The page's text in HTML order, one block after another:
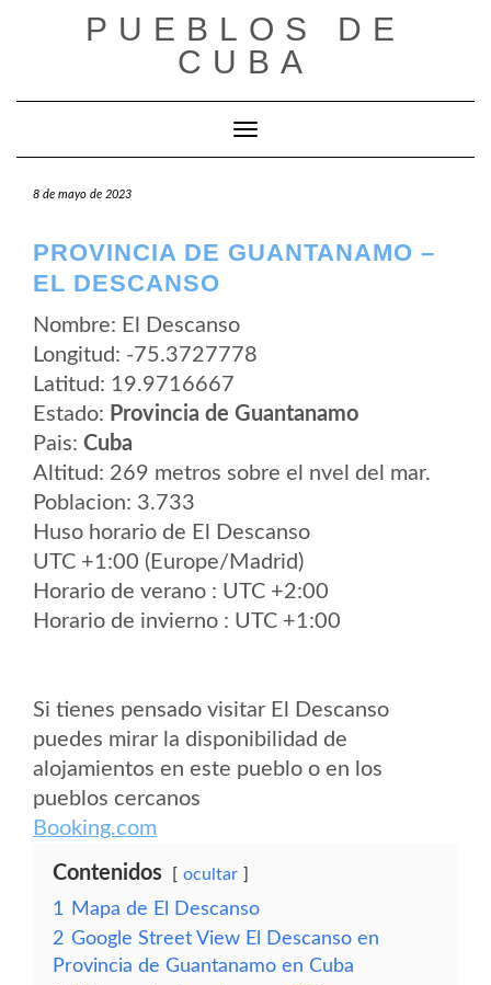
PUEBLOS DE
CUBA
Cambiar modo de navegación
8 de mayo de 2023
PROVINCIA DE GUANTANAMO –
EL DESCANSO
Nombre: El Descanso
Longitud: -75.3727778
Latitud: 19.9716667
Estado: Provincia de Guantanamo
Pais: Cuba
Altitud: 269 metros sobre el nvel del mar.
Poblacion: 3.733
Huso horario de El Descanso
UTC +1:00 (Europe/Madrid)
Horario de verano : UTC +2:00
Horario de invierno : UTC +1:00
Si tienes pensado visitar El Descanso
puedes mirar la disponibilidad de
alojamientos en este pueblo o en los
pueblos cercanos
Booking.com
Contenidos ocultar
1
Mapa de El Descanso
2 Google Street View El Descanso en
Provincia de Guantanamo en Cuba